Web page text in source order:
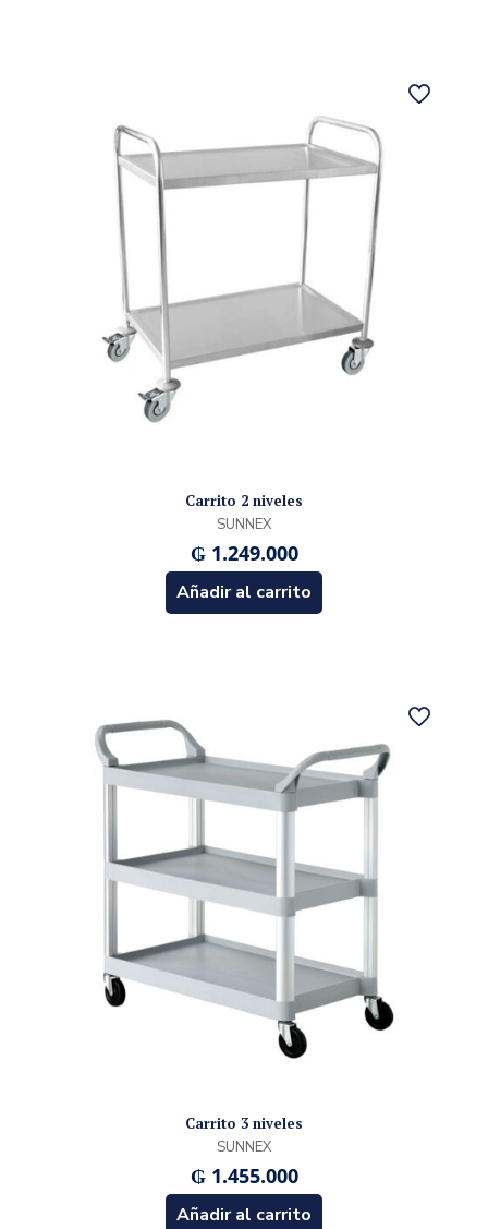
Carrito 2 niveles
SUNNEX
₲1.249.000
Añadir al carrito
Carrito 3 niveles
SUNNEX
₲1.455.000
Añadir al carrito